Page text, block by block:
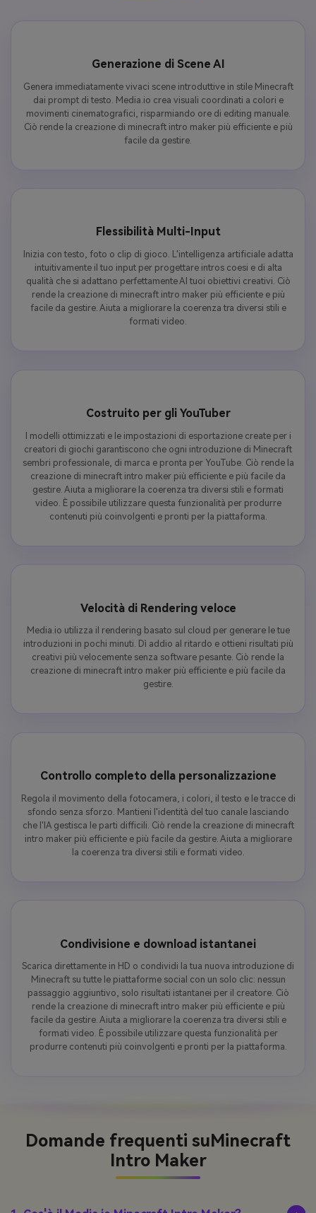
Generazione di Scene AI
Genera immediatamente vivaci scene introduttive in stile Minecraft
dai prompt di testo. Media.io crea visuali coordinati a colori e
movimenti cinematografici, risparmiando ore di editing manuale.
Ciò rende la creazione di minecraft intro maker più efficiente e più
facile da gestire.
Flessibilità Multi-Input
Inizia con testo, foto o clip di gioco. L'intelligenza artificiale adatta
intuitivamente il tuo input per progettare intros coesi e di alta
qualità che si adattano perfettamente AI tuoi obiettivi creativi. Ciò
rende la creazione di minecraft intro maker più efficiente e più
facile da gestire. Aiuta a migliorare la coerenza tra diversi stili e
formati video.
Costruito per gli YouTuber
I modelli ottimizzati e le impostazioni di esportazione create per i
creatori di giochi garantiscono che ogni introduzione di Minecraft
sembri professionale, di marca e pronta per YouTube. Ciò rende la
creazione di minecraft intro maker più efficiente e più facile da
gestire. Aiuta a migliorare la coerenza tra diversi stili e formati
video. È possibile utilizzare questa funzionalità per produrre
contenuti più coinvolgenti e pronti per la piattaforma.
Velocità di Rendering veloce
Media.io utilizza il rendering basato sul cloud per generare le tue
introduzioni in pochi minuti. Dì addio al ritardo e ottieni risultati più
creativi più velocemente senza software pesante. Ciò rende la
creazione di minecraft intro maker più efficiente e più facile da
gestire.
Controllo completo della personalizzazione
Regola il movimento della fotocamera, i colori, il testo e le tracce di
sfondo senza sforzo. Mantieni l'identità del tuo canale lasciando
che l'IA gestisca le parti difficili. Ciò rende la creazione di minecraft
intro maker più efficiente e più facile da gestire. Aiuta a migliorare
la coerenza tra diversi stili e formati video.
Condivisione e download istantanei
Scarica direttamente in HD o condividi la tua nuova introduzione di
Minecraft su tutte le piattaforme social con un solo clic: nessun
passaggio aggiuntivo, solo risultati istantanei per il creatore. Ciò
rende la creazione di minecraft intro maker più efficiente e più
facile da gestire. Aiuta a migliorare la coerenza tra diversi stili e
formati video. È possibile utilizzare questa funzionalità per
produrre contenuti più coinvolgenti e pronti per la piattaforma.
Domande frequenti su Minecraft
Intro Maker